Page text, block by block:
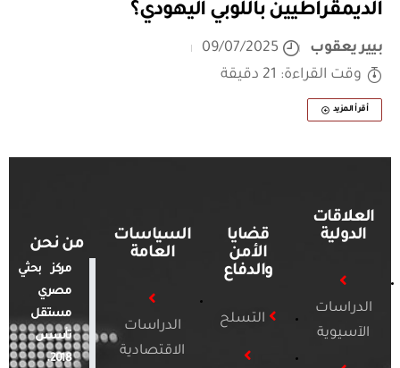
الديمقراطيين باللوبي اليهودي؟
بيير يعقوب
09/07/2025
وقت القراءة: 21 دقيقة
أقرأ المزيد
العلاقات
الدولية
الدراسات
الآسيوية
قضايا
الأمن
والدفاع
التسلح
السياسات
العامة
الدراسات
الاقتصادية
من نحن
مركز بحثي
مصري
مستقل
تأسس
2018.